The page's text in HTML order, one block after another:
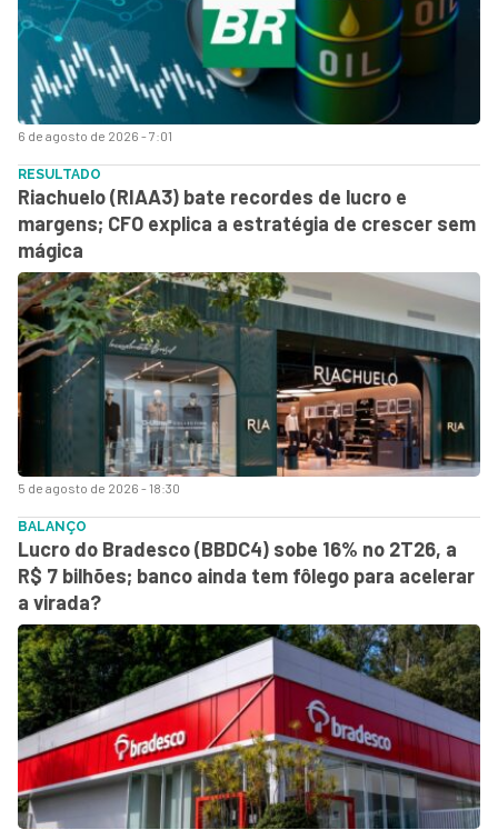
6 de agosto de 2026 - 7:01
5 de agosto de 2026 - 18:30
RESULTADO
Riachuelo (RIAA3) bate recordes de lucro e
margens; CFO explica a estratégia de crescer sem
mágica
BALANÇO
Lucro do Bradesco (BBDC4) sobe 16% no 2T26, a
R$ 7 bilhões; banco ainda tem fôlego para acelerar
a virada?